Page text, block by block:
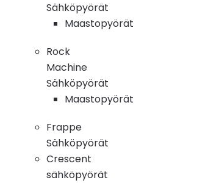
Sähköpyörät
Maastopyörät
Rock
Machine
Sähköpyörät
Maastopyörät
Frappe
Sähköpyörät
Crescent
sähköpyörät